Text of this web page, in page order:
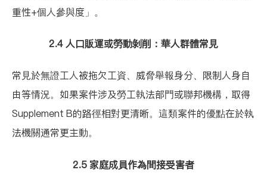
重性+個人參與度」。
2.4 人口販運或勞動剝削：華人群體常見
常見於無證工人被拖欠工資、威脅舉報身分、限制人身自
由等情況。如果案件涉及勞工執法部門或聯邦機構，取得
Supplement B的路徑相對更清晰。這類案件的優點在於執
法機關通常更主動。
2.5 家庭成員作為間接受害者